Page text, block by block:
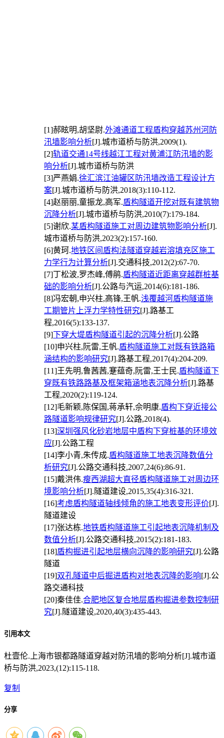
[1]郝眩明,胡坚尉.外滩通道工程盾构穿越苏州河防
汛墙影响分析[J].城市道桥与防洪,2009(1).
[2]轨道交通14号线越江工程对黄浦江防汛墙的影
响分析[J].城市道桥与防洪
[3]严燕娟.徐汇滨江油罐区防汛墙改造工程设计方
案[J].城市道桥与防洪,2018(3):110-112.
[4]赵丽丽,童振龙,高军.盾构隧道开挖对既有建筑物
沉降分析[J].城市道桥与防洪,2010(7):179-184.
[5]谢欣.某盾构隧道施工对周边建筑物影响分析[J].
城市道桥与防洪,2023(2):157-160.
[6]黄珂.地铁区间盾构法隧道穿越岩溶填充区施工
力学行为计算分析[J].交通科技,2012(2):67-70.
[7]丁松波,罗杰峰,傅鹃.盾构隧道近距离穿越群桩基
础的影响分析[J].公路与汽运,2014(6):181-186.
[8]冯宏朝,申兴柱,高锋,王帆.浅覆越河盾构隧道施
工期管片上浮力学特性研究[J].路基工
程,2016(5):133-137.
[9]下穿大堤盾构隧道引起的沉降分析[J].公路
[10]申兴柱,阮雷,王帆.盾构隧道施工对既有铁路箱
涵结构的影响研究[J].路基工程,2017(4):204-209.
[11]王先明,鲁茜茜,蹇蕴奇,阮雷,王士民.盾构隧道下
穿既有铁路路基及框架箱涵地表沉降分析[J].路基
工程,2020(2):119-124.
[12]毛新颖,陈保国,蒋承轩,佘明康.盾构下穿近接公
路隧道影响规律研究[J].公路,2018(4).
[13]深圳强风化砂岩地层中盾构下穿桩基的环境效
应[J].公路工程
[14]李小青,朱传成.盾构隧道施工地表沉降数值分
析研究[J].公路交通科技,2007,24(6):86-91.
[15]戴洪伟.瘦西湖超大直径盾构隧道施工对周边环
境影响分析[J].隧道建设,2015,35(4):316-321.
[16]考虑盾构隧道轴线倾角的施工地表变形评价[J].
隧道建设
[17]张达栋.地铁盾构隧道施工引起地表沉降机制及
数值分析[J].公路交通科技,2015(2):181-183.
[18]盾构掘进引起地层横向沉降的影响研究[J].公路
隧道
[19]双孔隧道中后掘进盾构对地表沉降的影响[J].公
路交通科技
[20]秦佳佳.合肥地区复合地层盾构掘进参数控制研
究[J].隧道建设,2020,40(3):435-443.
引用本文
杜壹伦.上海市银都路隧道穿越对防汛墙的影响分析[J].城市道
桥与防洪,2023,(12):115-118.
复制
分享